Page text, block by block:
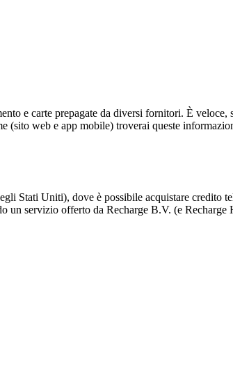
e carte prepagate da diversi fornitori. È
web e app mobile) troverai queste
Stati Uniti), dove è possibile acquistare credito
un servizio offerto da Recharge B.V. (e